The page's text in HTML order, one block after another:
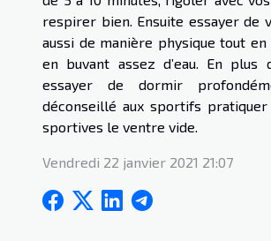
respirer bien. Ensuite essayer de
aussi de manière physique tout
en buvant assez d’eau. En plus
essayer de dormir
déconseillé aux sportifs
sportives le ventre vide.
Vendredi 22 janvier 2021 21:07